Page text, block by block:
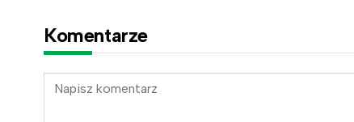
Komentarze